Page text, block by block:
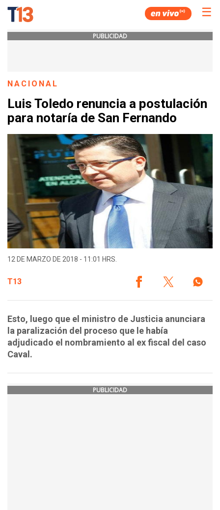
☰
PUBLICIDAD
NACIONAL
Luis Toledo renuncia a postulación
para notaría de San Fernando
12 DE MARZO DE 2018 - 11:01 HRS.
T13
Esto, luego que el ministro de Justicia anunciara
la paralización del proceso que le había
adjudicado el nombramiento al ex fiscal del caso
Caval.
PUBLICIDAD